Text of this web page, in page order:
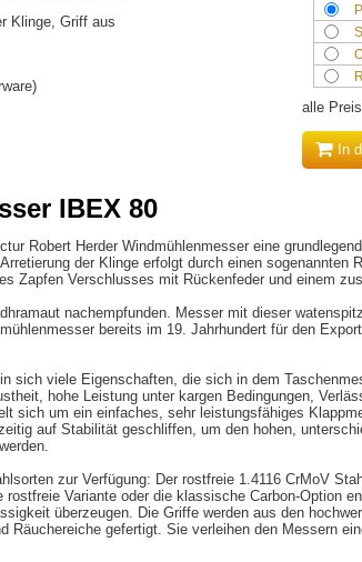
Klinge, Griff aus
alle
In
IBEX 80
Robert Herder Windmühlenmesser eine
der Klinge erfolgt durch einen sogenannten
Zapfen Verschlusses mit Rückenfeder und einem
nachempfunden. Messer mit dieser
bereits im 19. Jahrhundert für den
sich viele Eigenschaften, die sich in dem
hohe Leistung unter kargen Bedingungen,
sich um ein einfaches, sehr leistungsfähiges
auf Stabilität geschliffen, um den hohen,
zur Verfügung: Der rostfreie 1.4116 CrMoV
Variante oder die klassische Carbon-Option
überzeugen. Die Griffe werden aus den
Räuchereiche gefertigt. Sie verleihen den Messern